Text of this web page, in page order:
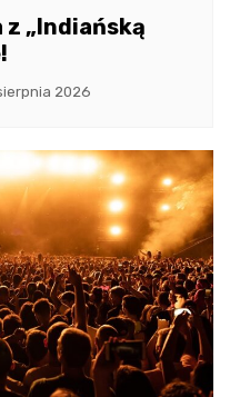
„Indiańską
2026